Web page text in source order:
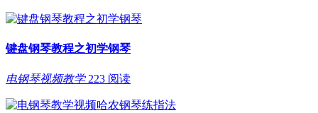
键盘钢琴教程之初学钢琴
电钢琴视频教学 223 阅读